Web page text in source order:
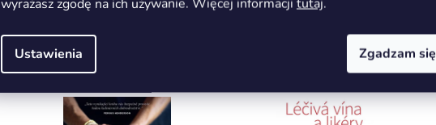
wyrażasz zgodę na ich używanie. Więcej informacji tutaj.
Ustawienia Zgadzam się
Możesz być zainteresowany